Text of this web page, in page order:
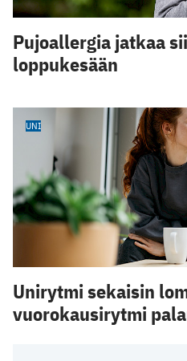
Pujoallergia jatkaa
loppukesään
UNI
Unirytmi sekaisin
vuorokausirytmi